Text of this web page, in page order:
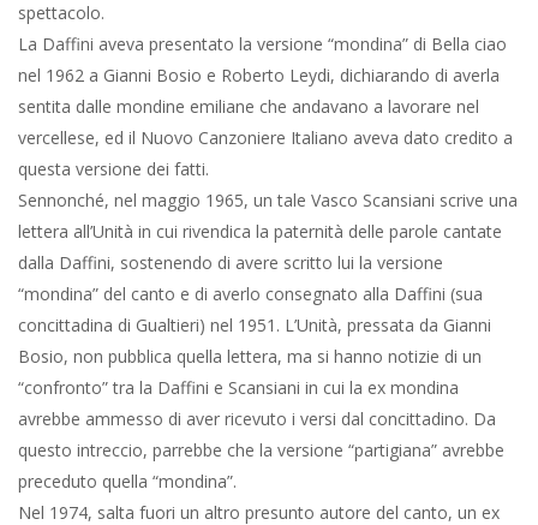
spettacolo.
La Daffini aveva presentato la versione “mondina” di Bella ciao
nel 1962 a Gianni Bosio e Roberto Leydi, dichiarando di averla
sentita dalle mondine emiliane che andavano a lavorare nel
vercellese, ed il Nuovo Canzoniere Italiano aveva dato credito a
questa versione dei fatti.
Sennonché, nel maggio 1965, un tale Vasco Scansiani scrive una
lettera all’Unità in cui rivendica la paternità delle parole cantate
dalla Daffini, sostenendo di avere scritto lui la versione
“mondina” del canto e di averlo consegnato alla Daffini (sua
concittadina di Gualtieri) nel 1951. L’Unità, pressata da Gianni
Bosio, non pubblica quella lettera, ma si hanno notizie di un
“confronto” tra la Daffini e Scansiani in cui la ex mondina
avrebbe ammesso di aver ricevuto i versi dal concittadino. Da
questo intreccio, parrebbe che la versione “partigiana” avrebbe
preceduto quella “mondina”.
Nel 1974, salta fuori un altro presunto autore del canto, un ex